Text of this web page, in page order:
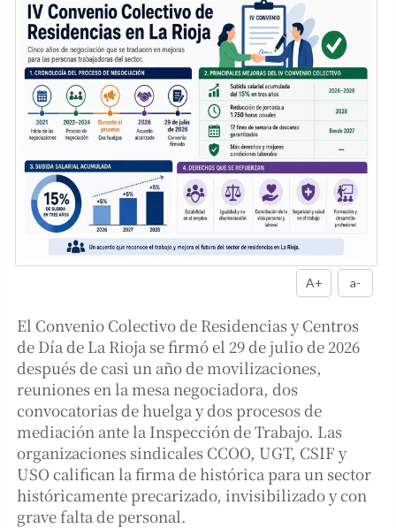
A+ a-
El Convenio Colectivo de Residencias y Centros
de Día de La Rioja se firmó el 29 de julio de 2026
después de casi un año de movilizaciones,
reuniones en la mesa negociadora, dos
convocatorias de huelga y dos procesos de
mediación ante la Inspección de Trabajo. Las
organizaciones sindicales CCOO, UGT, CSIF y
USO califican la firma de histórica para un sector
históricamente precarizado, invisibilizado y con
grave falta de personal.